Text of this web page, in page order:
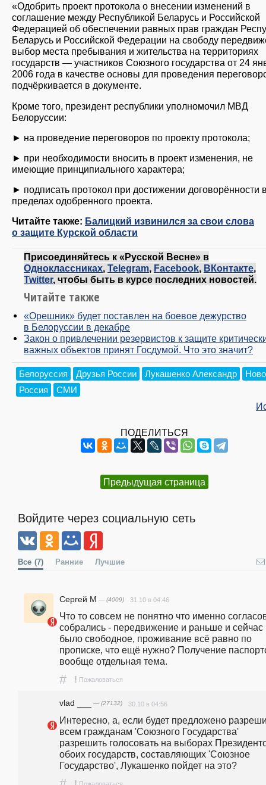
«Одобрить проект протокола о внесении изменений в
соглашение между Республикой Беларусь и Российской
Федерацией об обеспечении равных прав граждан
Беларусь и Российской Федерации на свободу
выбор места пребывания и жительства на территориях
государств — участников Союзного государства от 24
2006 года в качестве основы для проведения
подчёркивается в документе.
Кроме того, президент республики уполномочил МВД
Белоруссии:
► на проведение переговоров по проекту протокола;
► при необходимости вносить в проект изменения, не
имеющие принципиального характера;
► подписать протокол при достижении договорённости
пределах одобренного проекта.
Читайте также: Балицкий извинился за свои слова
о защите Курской области
Присоединяйтесь к «Русской Весне» в
Одноклассниках Telegram Facebook ВКонтакте
Twitter, чтобы быть в курсе последних новостей.
Читайте также
«Орешник» будет поставлен на боевое дежурство
в Белоруссии в декабре
Закон о привлечении резервистов к защите
важных объектов принят Госдумой. Что это значит?
Белоруссия Друзья России Лукашенко Александр
Россия
СМИ
ПОДЕЛИТЬСЯ
Предыдущая страница
Войдите через социальную сеть
Все (7) Ранние Лучшие
Сергей М — (4009) 31.10 в 04:46
Что то совсем не понятно что именно
собрались - передвижение и раньше и сейчас
было свободное, проживание всё равно по
прописке, что ещё нужно? Получение
вообще отдельная тема.
# ! Пожаловаться
vlad ___ — (27132) 30.10 в 04:56
Интересно, а, если будет предложено
всем гражданам 'Союзного Государства'
разрешить голосовать на выборах
обоих государств, составляющих 'Союзное
Государство', Лукашенко пойдет на это?